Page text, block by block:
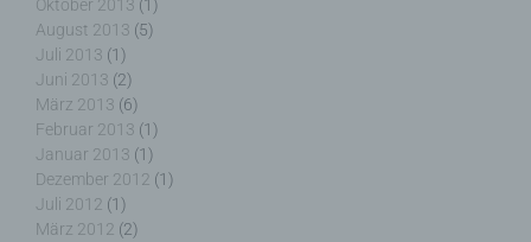
Oktober 2013 (1)
August 2013 (5)
Juli 2013 (1)
Juni 2013 (2)
März 2013 (6)
Februar 2013 (1)
Januar 2013 (1)
Dezember 2012 (1)
Juli 2012 (1)
März 2012 (2)
Dritter ist eine natürliche oder juristische Person,
Behörde, Einrichtung oder andere Stelle außer der
betroffenen Person, dem Verantwortlichen, dem
Auftragsverarbeiter und den Personen, die unter
der unmittelbaren Verantwortung des
Verantwortlichen oder des Auftragsverarbeiters
befugt sind, die personenbezogenen Daten zu
verarbeiten.